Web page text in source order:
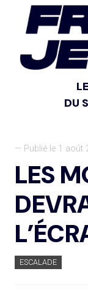
DU
— Publié le 1 août
LES
ESCALADE